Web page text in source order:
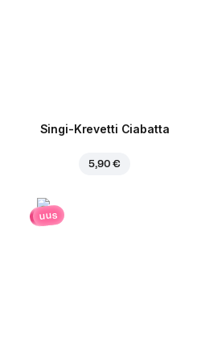
Singi-Krevetti Ciabatta
5,90 €
uus